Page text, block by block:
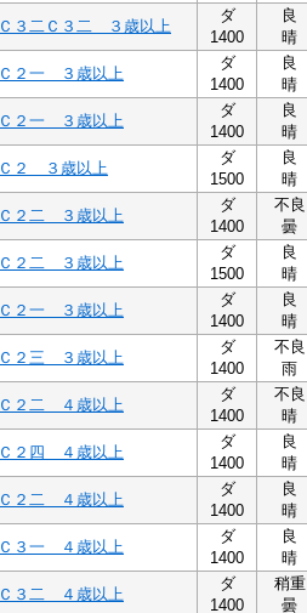
Ｃ３二Ｃ３二 ３歳以上
ダ
1400
良
晴
Ｃ２一 ３歳以上
ダ
1400
良
晴
Ｃ２一 ３歳以上
ダ
1400
良
晴
Ｃ２ ３歳以上
ダ
1500
良
晴
Ｃ２二 ３歳以上
ダ
1400
不良
曇
Ｃ２二 ３歳以上
ダ
1500
良
晴
Ｃ２一 ３歳以上
ダ
1400
良
晴
Ｃ２三 ３歳以上
ダ
1400
不良
雨
Ｃ２二 ４歳以上
ダ
1400
不良
晴
Ｃ２四 ４歳以上
ダ
1400
良
晴
Ｃ２二 ４歳以上
ダ
1400
良
晴
Ｃ３一 ４歳以上
ダ
1400
良
晴
Ｃ３二 ４歳以上
ダ
1400
稍重
曇